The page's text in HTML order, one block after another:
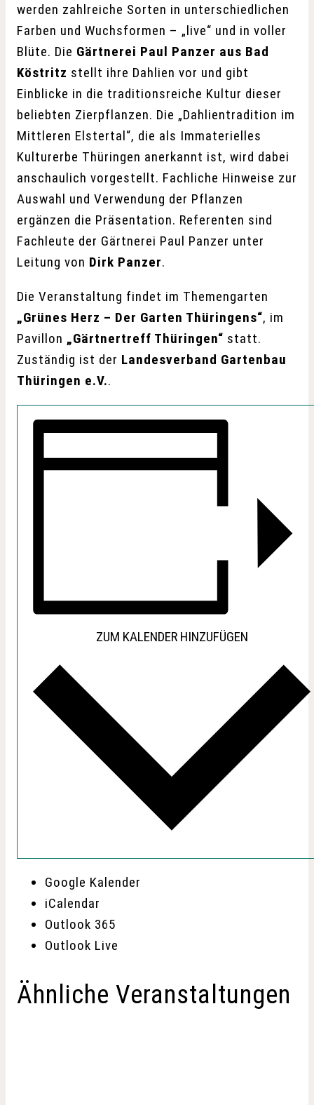
werden zahlreiche Sorten in unterschiedlichen
Farben und Wuchsformen – „live“ und in voller
Blüte. Die Gärtnerei Paul Panzer aus Bad
Köstritz stellt ihre Dahlien vor und gibt
Einblicke in die traditionsreiche Kultur dieser
beliebten Zierpflanzen. Die „Dahlientradition im
Mittleren Elstertal“, die als Immaterielles
Kulturerbe Thüringen anerkannt ist, wird dabei
anschaulich vorgestellt. Fachliche Hinweise zur
Auswahl und Verwendung der Pflanzen
ergänzen die Präsentation. Referenten sind
Fachleute der Gärtnerei Paul Panzer unter
Leitung von Dirk Panzer.
Die Veranstaltung findet im Themengarten
„Grünes Herz – Der Garten Thüringens“, im
Pavillon „Gärtnertreff Thüringen“ statt.
Zuständig ist der Landesverband Gartenbau
Thüringen e.V..
ZUM KALENDER HINZUFÜGEN
Google Kalender
iCalendar
Outlook 365
Outlook Live
Ähnliche Veranstaltungen